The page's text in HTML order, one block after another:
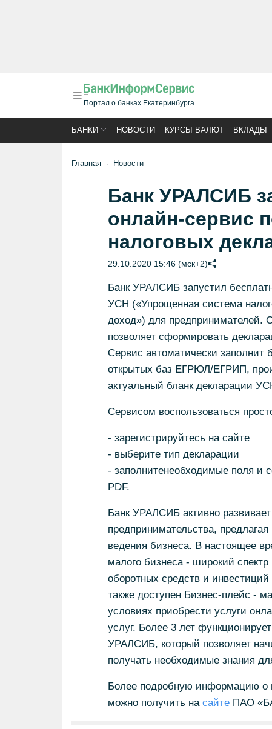
Портал о банках Екатеринбурга
БАНКИ НОВОСТИ КУРСЫ ВАЛЮТ ВКЛАДЫ
Главная Новости
Банк УРАЛСИБ
онлайн-сервис
налоговых
29.10.2020 15:46 (мск+2)
Банк УРАЛСИБ запустил
УСН («Упрощенная система
доход») для предпринимателей.
позволяет сформировать
Сервис автоматически
открытых баз ЕГРЮЛ/ЕГРИП,
актуальный бланк декларации
Сервисом воспользоваться
- зарегистрируйтесь на сайте
- выберите тип декларации
- заполнитенеобходимые поля и
PDF.
Банк УРАЛСИБ активно
предпринимательства,
ведения бизнеса. В настоящее
малого бизнеса - широкий
оборотных средств и
также доступен Бизнес-плейс -
условиях приобрести услуги
услуг. Более 3 лет
УРАЛСИБ, который позволяет
получать необходимые знания
Более подробную информацию о
можно получить на сайтеПАО